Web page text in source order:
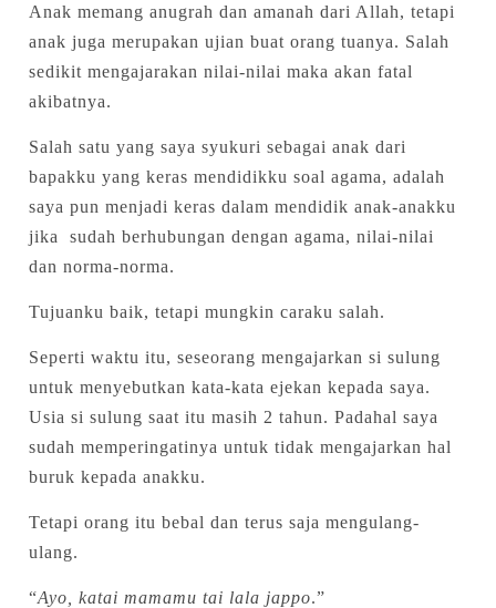
Anak memang anugrah dan amanah dari Allah, tetapi
anak juga merupakan ujian buat orang tuanya. Salah
sedikit mengajarakan nilai-nilai maka akan fatal
akibatnya.
Salah satu yang saya syukuri sebagai anak dari
bapakku yang keras mendidikku soal agama, adalah
saya pun menjadi keras dalam mendidik anak-anakku
jika sudah berhubungan dengan agama, nilai-nilai
dan norma-norma.
Tujuanku baik, tetapi mungkin caraku salah.
Seperti waktu itu, seseorang mengajarkan si sulung
untuk menyebutkan kata-kata ejekan kepada saya.
Usia si sulung saat itu masih 2 tahun. Padahal saya
sudah memperingatinya untuk tidak mengajarkan hal
buruk kepada anakku.
Tetapi orang itu bebal dan terus saja mengulang-
ulang.
“Ayo, katai mamamu tai lala jappo.”